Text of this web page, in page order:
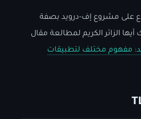
على مشروع إف-درويد بصفة
الزائر الكريم لمطالعة مقال
مفهوم مختلف لتطبيقات